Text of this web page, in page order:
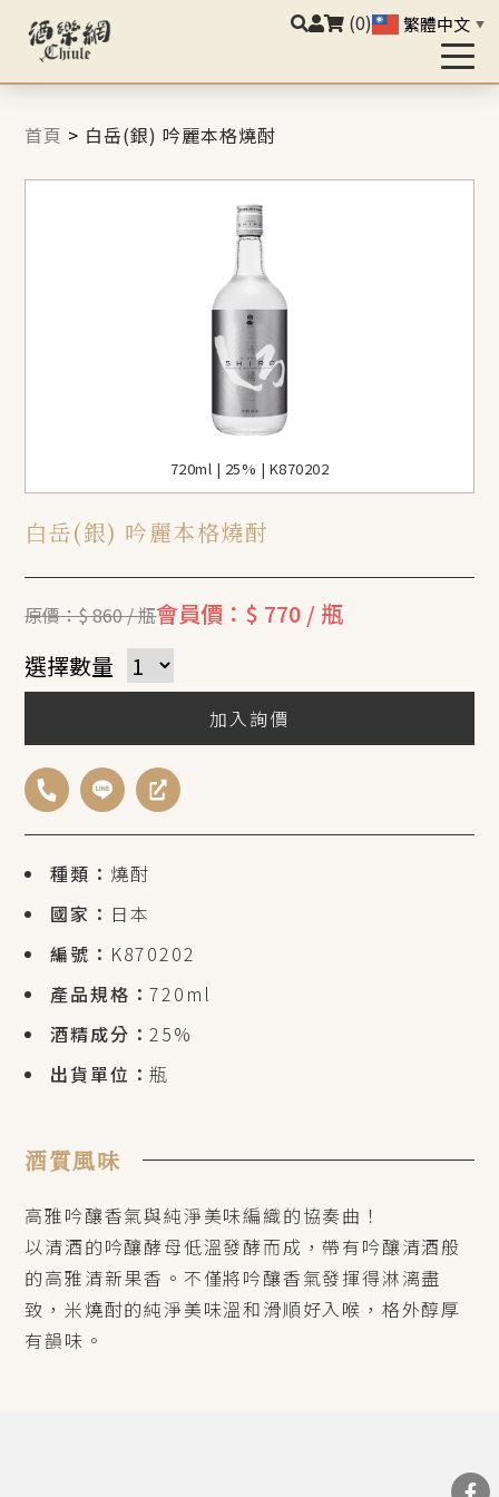
(0) 繁體中文 ▼
首頁 > 白岳(銀) 吟麗本格燒酎
720ml | 25% | K870202
白岳(銀) 吟麗本格燒酎
種類： 燒酎
國家： 日本
編號： K870202
產品規格：720ml
酒精成分：25%
出貨單位：瓶
原價：$ 860 / 瓶會員價：$ 770 / 瓶
選擇數量
加入詢價
酒質風味
高雅吟釀香氣與純淨美味編織的協奏曲！
以清酒的吟釀酵母低溫發酵而成，帶有吟釀清酒般
的高雅清新果香。不僅將吟釀香氣發揮得淋漓盡
致，米燒酎的純淨美味溫和滑順好入喉，格外醇厚
有韻味。